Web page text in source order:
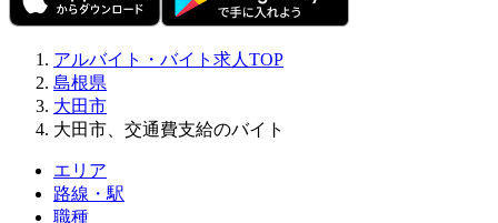
アルバイト・バイト求人TOP
島根県
大田市
大田市、交通費支給のバイト
エリア
路線・駅
職種